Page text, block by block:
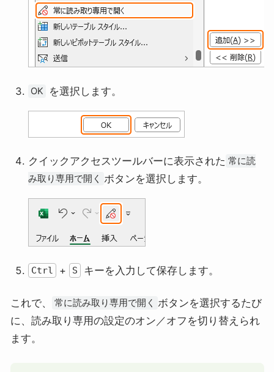
OK を選択します。
クイックアクセスツールバーに表示された 常に読
み取り専用で開く ボタンを選択します。
Ctrl + S キーを入力して保存します。
これで、 常に読み取り専用で開く ボタンを選択するたび
に、読み取り専用の設定のオン／オフを切り替えられ
ます。